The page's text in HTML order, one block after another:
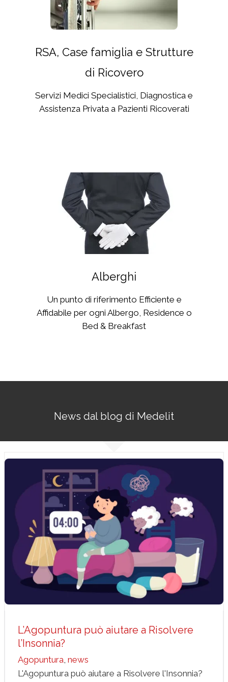
RSA, Case famiglia e Strutture
di Ricovero
Servizi Medici Specialistici, Diagnostica e
Assistenza Privata a Pazienti Ricoverati
Alberghi
Un punto di riferimento Efficiente e
Affidabile per ogni Albergo, Residence o
Bed & Breakfast
News dal blog di Medelit
L’Agopuntura può aiutare a Risolvere l’Insonnia?
Agopuntura news
L’Agopuntura può aiutare a Risolvere
l’Insonnia?
Agopuntura, news
L'Agopuntura può aiutare a Risolvere l'Insonnia?